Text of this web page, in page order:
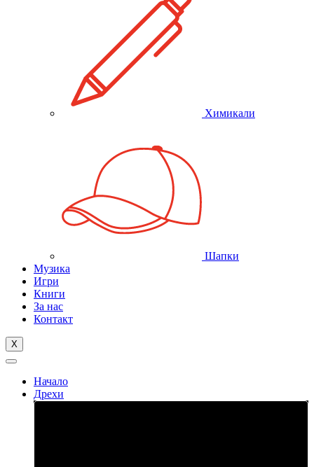
Химикали
Шапки
Музика
Игри
Книги
За нас
Контакт
X
Начало
Дрехи